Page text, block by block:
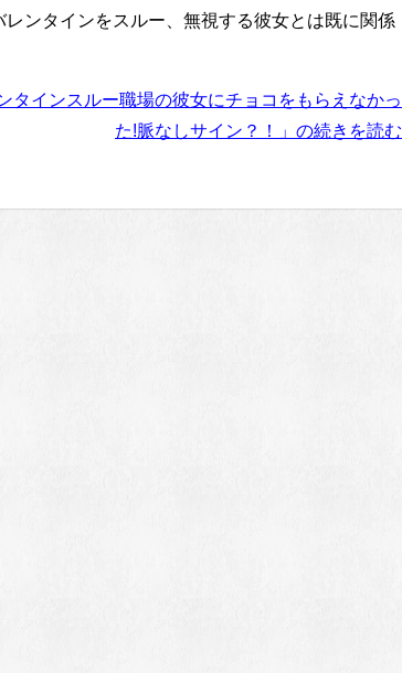
レンタインをスルー、無視する彼女とは既に関係
タインスルー職場の彼女にチョコをもらえなかっ
た!脈なしサイン？！」の続きを読む